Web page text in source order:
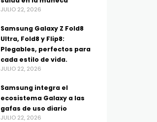
JULIO 22, 2026
Samsung Galaxy Z Fold8
Ultra, Fold8 y Flip8:
Plegables, perfectos para
cada estilo de vida.
JULIO 22, 2026
Samsung integra el
ecosistema Galaxy a las
gafas de uso diario
JULIO 22, 2026